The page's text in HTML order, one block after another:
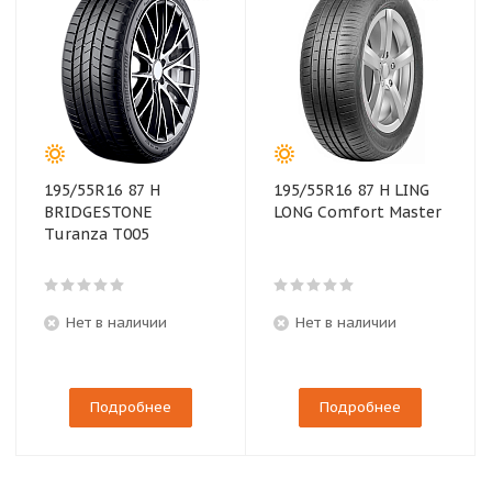
195/55R16 87 H
BRIDGESTONE
Turanza T005
Нет в наличии
Подробнее
195/55R16 87 H LING
LONG Comfort Master
Нет в наличии
Подробнее